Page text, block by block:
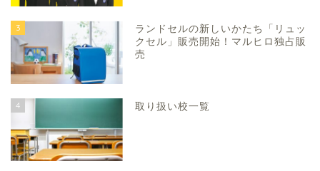
3
ランドセルの新しいかたち「リュッ
クセル」販売開始！マルヒロ独占販
売
4 取り扱い校一覧